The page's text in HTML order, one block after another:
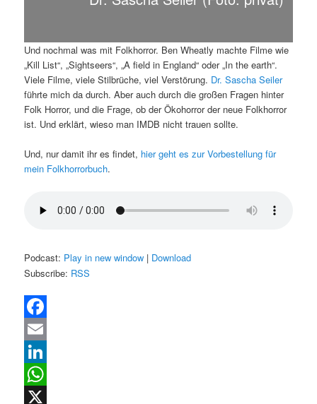
Und nochmal was mit Folkhorror. Ben Wheatly machte Filme wie
„Kill List“, „Sightseers“, „A field in England“ oder „In the earth“.
Viele Filme, viele Stilbrüche, viel Verstörung. Dr. Sascha Seiler
führte mich da durch. Aber auch durch die großen Fragen hinter
Folk Horror, und die Frage, ob der Ökohorror der neue Folkhorror
ist. Und erklärt, wieso man IMDB nicht trauen sollte.
Und, nur damit ihr es findet, hier geht es zur Vorbestellung für
mein Folkhorrorbuch.
Podcast: Play in new window | Download
Subscribe: RSS
Facebook
Email
LinkedIn
WhatsApp